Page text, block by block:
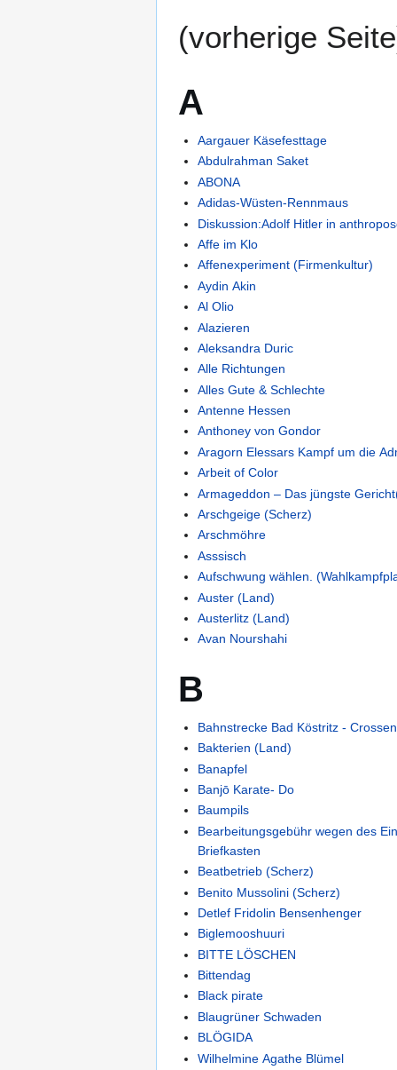
(vorherige
A
Aargauer Käsefesttage
Abdulrahman Saket
ABONA
Adidas-Wüsten-Rennmaus
Diskussion:Adolf Hitler in
Affe im Klo
Affenexperiment (Firmenkultur)
Aydin Akin
Al Olio
Alazieren
Aleksandra Duric
Alle Richtungen
Alles Gute & Schlechte
Antenne Hessen
Anthoney von Gondor
Aragorn Elessars Kampf um die
Arbeit of Color
Armageddon – Das jüngste
Arschgeige (Scherz)
Arschmöhre
Asssisch
Aufschwung wählen.
Auster (Land)
Austerlitz (Land)
Avan Nourshahi
B
Bahnstrecke Bad Köstritz -
Bakterien (Land)
Banapfel
Banjō Karate- Do
Baumpils
Bearbeitungsgebühr wegen des
Briefkasten
Beatbetrieb (Scherz)
Benito Mussolini (Scherz)
Detlef Fridolin Bensenhenger
Biglemooshuuri
BITTE LÖSCHEN
Bittendag
Black pirate
Blaugrüner Schwaden
BLÖGIDA
Wilhelmine Agathe Blümel